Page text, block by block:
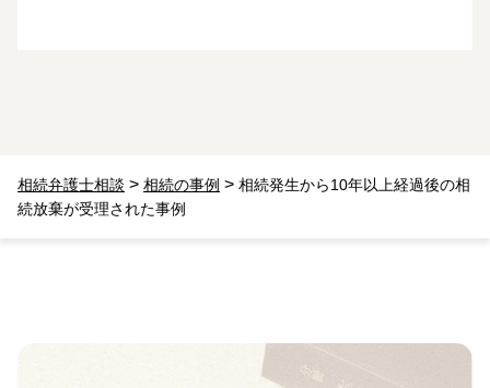
相続弁護士相談 > 相続の事例 > 相続発生から10年以上経過後の相
続放棄が受理された事例